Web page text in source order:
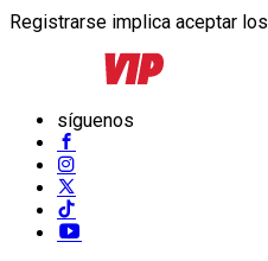
Registrarse implica aceptar los
síguenos